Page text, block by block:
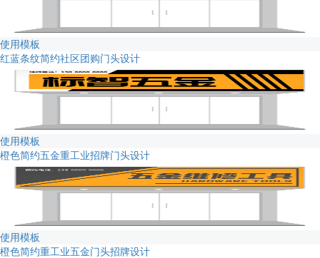
使用模板
红蓝条纹简约社区团购门头设计
使用模板
橙色简约五金重工业招牌门头设计
使用模板
橙色简约重工业五金门头招牌设计